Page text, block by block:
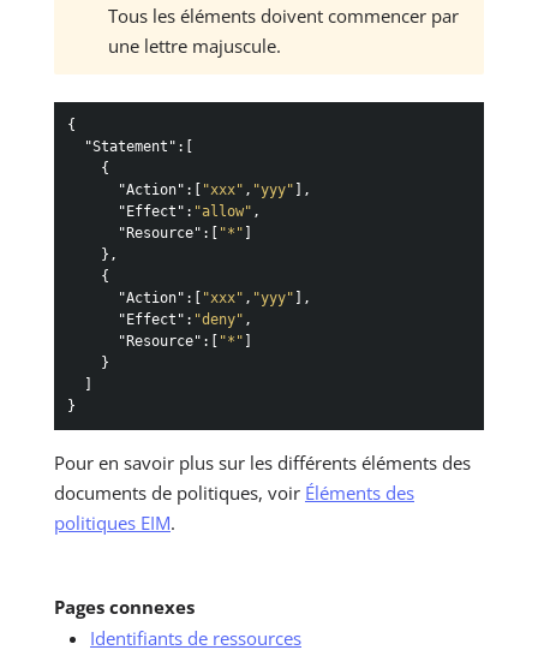
Tous les éléments doivent commencer par
une lettre majuscule.
{
"Statement" :
{
"Action" : "xxx" , "yyy"
,
"Effect" : "allow" ,
"Resource" : "*"
} ,
{
"Action" : "xxx" , "yyy"
,
"Effect" : "deny" ,
"Resource" : "*"
}
}
Pour en savoir plus sur les différents éléments des
documents de politiques, voir Éléments des
politiques EIM.
Pages connexes
Identifiants de ressources